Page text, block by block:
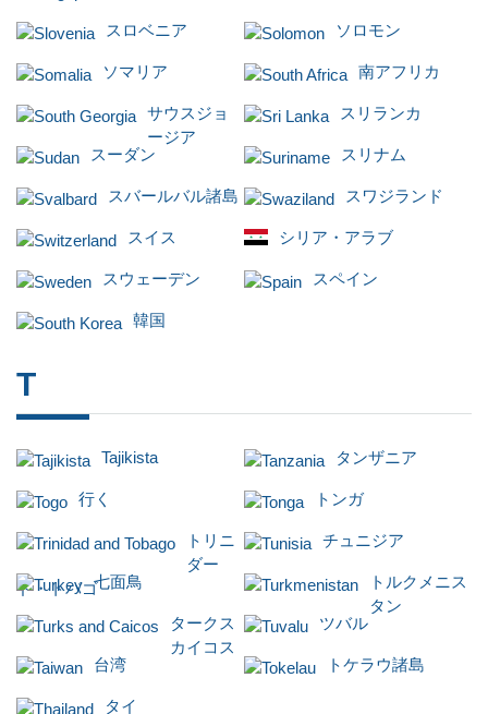
スロベニア ソロモン
ソマリア 南アフリカ
サウスジョ
ージア
スリランカ
スーダン スリナム
スバールバル諸島 スワジランド
スイス シリア・アラブ
スウェーデン スペイン
韓国
T
Tajikista タンザニア
行く トンガ
トリニ
ダー
ド・トバゴ
チュニジア
七面鳥
トルクメニス
タン
タークス
カイコス
ツバル
台湾 トケラウ諸島
タイ